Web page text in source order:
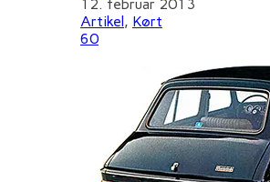
12. februar 2013
Artikel, Kørt
60